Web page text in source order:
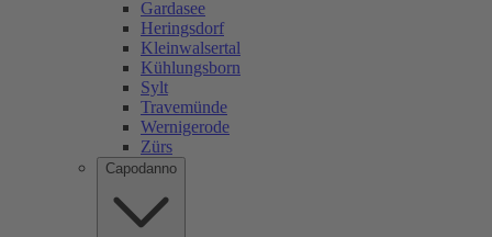
Gardasee
Heringsdorf
Kleinwalsertal
Kühlungsborn
Sylt
Travemünde
Wernigerode
Zürs
Capodanno